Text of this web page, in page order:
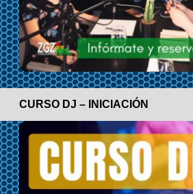
CURSO DJ – INICIACIÓN